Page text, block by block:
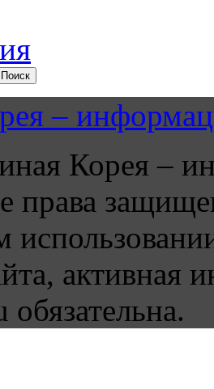
–
Корея –
права
активная